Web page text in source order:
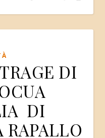
DI
DI